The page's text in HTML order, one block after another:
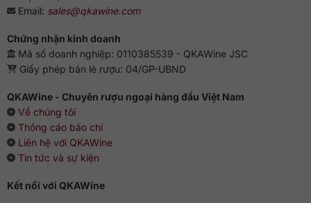
Email: sales@qkawine.com
Chứng nhận kinh doanh
Mã số doanh nghiệp: 0110385539 - QKAWine JSC
Giấy phép bán lẻ rượu: 04/GP-UBND
QKAWine - Chuyên rượu ngoại hàng đầu Việt Nam
Về chúng tôi
Thông cáo báo chí
Liên hệ với QKAWine
Tin tức và sự kiện
Kết nối với QKAWine